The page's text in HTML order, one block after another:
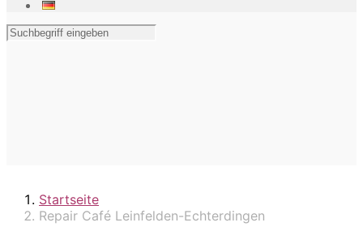
Startseite
Repair Café Leinfelden-Echterdingen